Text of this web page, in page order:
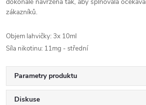
zákazníků.
Objem lahvičky: 3x 10ml
Síla nikotinu: 11mg - střední
Parametry produktu
Diskuse